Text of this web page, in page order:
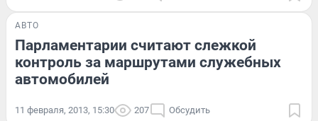
АВТО
Парламентарии считают слежкой
контроль за маршрутами служебных
автомобилей
11 февраля, 2013, 15:30 207 Обсудить